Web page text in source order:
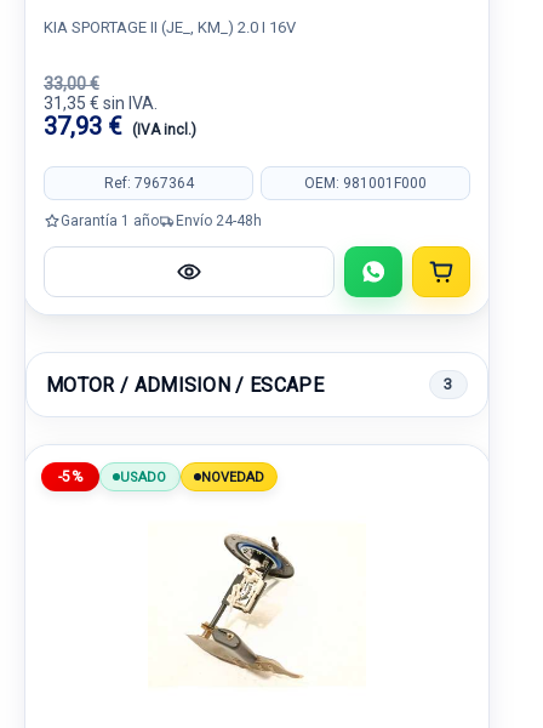
KIA SPORTAGE II (JE_, KM_) 2.0 I 16V
33,00 €
31,35 € sin IVA.
37,93 € (IVA incl.)
Ref: 7967364 OEM: 981001F000
Garantía 1 año Envío 24-48h
MOTOR / ADMISION / ESCAPE 3
-5% USADO NOVEDAD